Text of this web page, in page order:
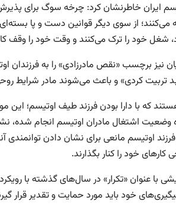
ایران خاطرنشان کرد: چرخه سوگ برای
از سوی دیگر قوانین دست و پا
شغل خود را ترک می‌کنند و وقت خود را وقف
نیز برچسب «نقص مادرزادی» را به فرزندان
بد تربیت کردی» و باعث می‌شوند مادر شرایط
که با دارا بودن فرزند طیف اوتیسم؛
وضعیت اشتغال مادران اوتیسم انجام شده،
اوتیسم مانعی برای نشان دادن
خود را کنار بگذارند.
با عنوان «تکرار» در سال‌های گذشته با
خود باید مورد حمایت و تقدیر قرار